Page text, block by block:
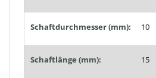
Schaftdurchmesser (mm): 10
Schaftlänge (mm): 15